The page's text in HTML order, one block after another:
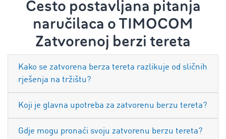
Često postavljana pitanja
naručilaca o TIMOCOM
Zatvorenoj berzi tereta
Kako se zatvorena berza tereta razlikuje od sličnih
rješenja na tržištu?
Koji je glavna upotreba za zatvorenu berzu tereta?
Gdje mogu pronaći svoju zatvorenu berzu tereta?